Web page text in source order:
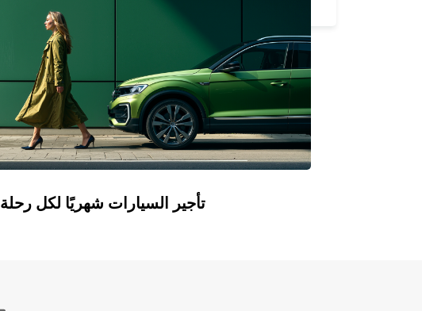
Europcar Flex: تأجير السيارات شهريًا لكل رحلة